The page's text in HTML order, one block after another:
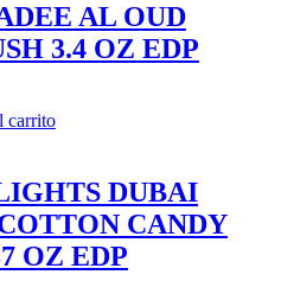
AL OUD
3.4 OZ EDP
carrito
DUBAI
CANDY
OZ EDP